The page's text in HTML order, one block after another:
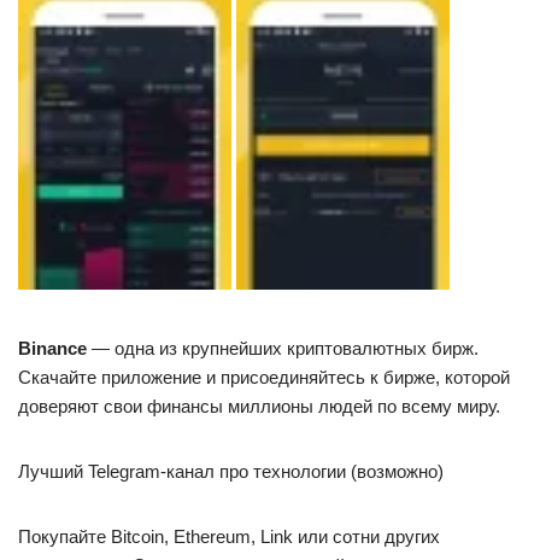
Binance — одна из крупнейших криптовалютных бирж.
Скачайте приложение и присоединяйтесь к бирже, которой
доверяют свои финансы миллионы людей по всему миру.
Лучший Telegram-канал про технологии (возможно)
Покупайте Bitcoin, Ethereum, Link или сотни других